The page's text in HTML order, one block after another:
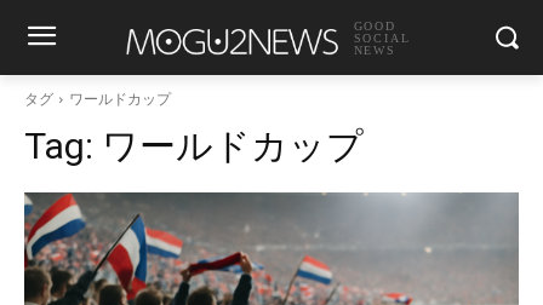
GOOD
SOCIAL
NEWS
タグ ワールドカップ
Tag: ワールドカップ